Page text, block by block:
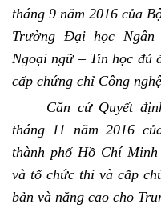
tháng 9 năm 2016 của
Trường Đại học Ngân
Ngoại ngữ – Tin học đủ
cấp chứng chỉ Công
Căn cứ Quyết định
tháng 11 năm 2016
thành phố Hồ Chí
và tổ chức thi và cấp
bản và năng cao cho